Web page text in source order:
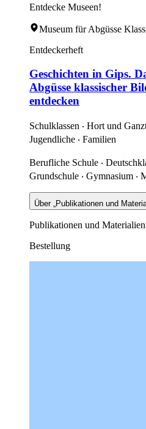
Entdecke Museen!
Museum für Abgüsse
Entdeckerheft
Geschichten in Gips.
Abgüsse klassischer
entdecken
Schulklassen ‧ Hort und
Jugendliche ‧ Familien
Berufliche Schule ‧
Grundschule ‧ Gymnasium ‧
Über „Publikationen und
Publikationen und Materialien
Bestellung